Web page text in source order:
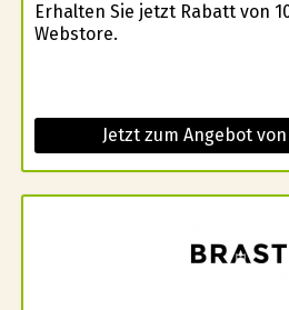
Erhalten Sie jetzt Rabatt von
Webstore.
Jetzt zum Angebot